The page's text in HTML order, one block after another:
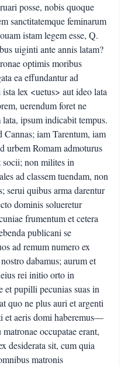
posse, nobis quoque
sanctitatemque feminarum
istam legem esse, Q.
uiginti ante annis latam?
optimis moribus
ea effundantur ad
lex <uetus> aut ideo lata
uerendum foret ne
ipsum indicabit tempus.
iam Tarentum, iam
urbem Romam admoturus
socii; non milites in
ad classem tuendam, non
serui quibus arma darentur
dominis solueretur
frumentum et cetera
publicani se
ad remum numero ex
dabamus; aurum et
rei initio orto in
et pupilli pecunias suas in
quo ne plus auri et argenti
et aeris domi haberemus—
occupatae erant,
desiderata sit, cum quia
matronis